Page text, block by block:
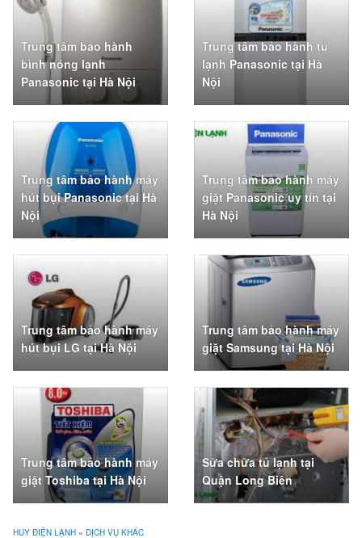
Trung tâm bảo hành
bình nóng lạnh
Panasonic tại Hà Nội
Trung tâm bảo hành tủ
lạnh Panasonic tại Hà
Nội
Trung tâm bảo hành máy
hút bụi Panasonic tại Hà
Nội
Trung tâm bảo hành máy
giặt Panasonic uy tín tại
Hà Nội
Trung tâm bảo hành máy
hút bụi LG tại Hà Nội
Trung tâm bảo hành máy
giặt Samsung tại Hà Nội
Trung tâm bảo hành máy
giặt Toshiba tại Hà Nội
Sửa chữa tủ lạnh tại
Quận Long Biên
HUY ĐIỆN LẠNH » DỊCH VỤ KHÁC